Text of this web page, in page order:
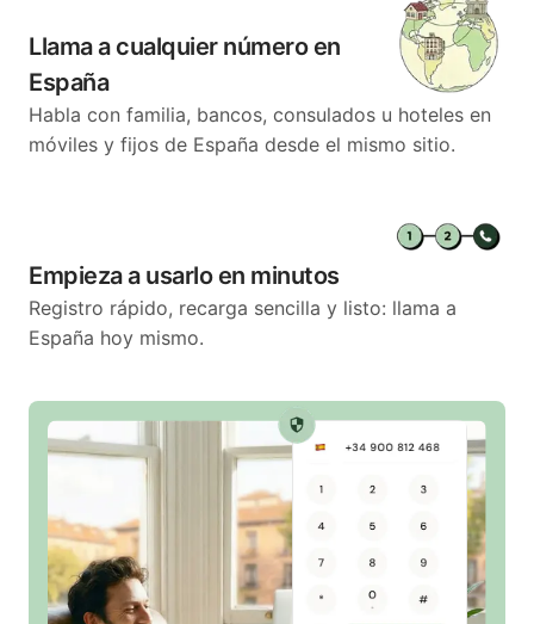
Llama a cualquier número en
España
Habla con familia, bancos, consulados u hoteles en
móviles y fijos de España desde el mismo sitio.
Empieza a usarlo en minutos
Registro rápido, recarga sencilla y listo: llama a
España hoy mismo.